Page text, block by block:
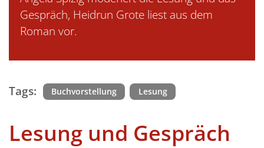
Gespräch, Heidrun Grote liest aus dem
Roman vor.
Tags: Buchvorstellung Lesung
Lesung und Gespräch